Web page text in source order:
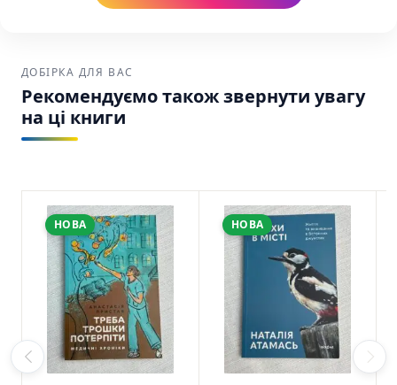
ДОБІРКА ДЛЯ ВАС
Рекомендуємо також звернути увагу
на ці книги
НОВА НОВА